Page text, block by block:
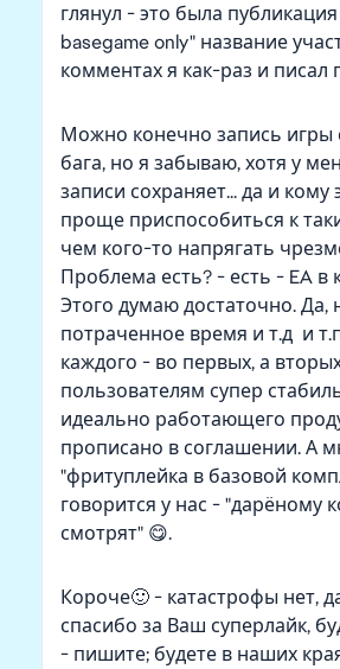
глянул - это была
basegame only" название
комментах я как-раз и
Можно конечно запись игры
бага, но я забываю, хотя у
записи сохраняет... да и
проще приспособиться к
чем кого-то напрягать
Проблема есть? - есть - EA в
Этого думаю достаточно. Да,
потраченное время и т.д и
каждого - во первых, а
пользователям супер
идеально работающего
прописано в соглашении. А
"фритуплейка в базовой
говорится у нас - "дарёному
смотрят" 😋.
Короче🙂 - катастрофы нет,
спасибо за Ваш суперлайк,
- пишите; будете в наших